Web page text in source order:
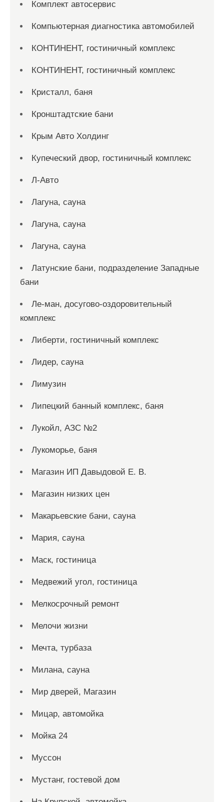
Комплект автосервис
Компьютерная диагностика автомобилей
КОНТИНЕНТ, гостиничный комплекс
КОНТИНЕНТ, гостиничный комплекс
Кристалл, баня
Кронштадтские бани
Крым Авто Холдинг
Купеческий двор, гостиничный комплекс
Л-Авто
Лагуна, сауна
Лагуна, сауна
Лагуна, сауна
Латунские бани, подразделение Западные
бани
Ле-ман, досугово-оздоровительный
комплекс
Либерти, гостиничный комплекс
Лидер, сауна
Лимузин
Липецкий банный комплекс, баня
Лукойл, АЗС №2
Лукоморье, баня
Магазин ИП Давыдовой Е. В.
Магазин низких цен
Макарьевские бани, сауна
Мария, сауна
Маск, гостиница
Медвежий угол, гостиница
Мелкосрочный ремонт
Мелочи жизни
Мечта, турбаза
Милана, сауна
Мир дверей, Магазин
Мицар, автомойка
Мойка 24
Муссон
Мустанг, гостевой дом